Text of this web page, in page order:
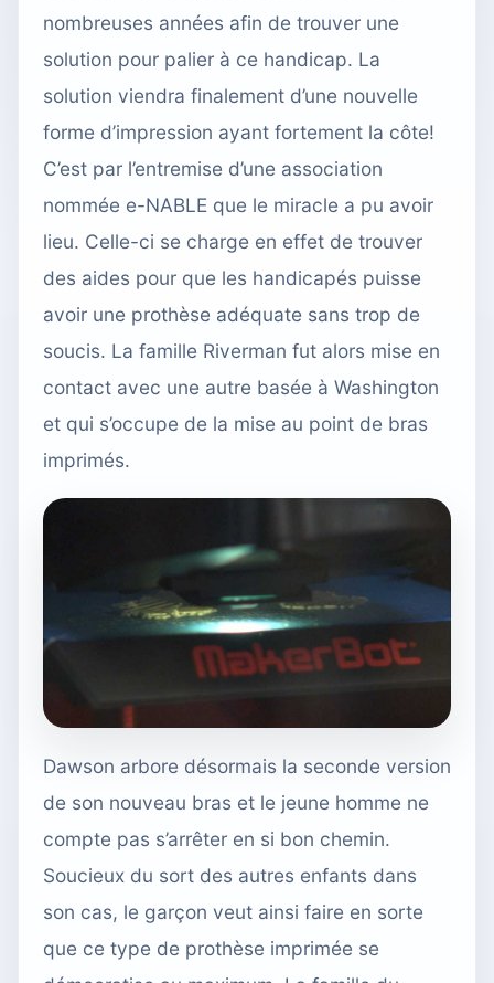
nombreuses années afin de trouver une
solution pour palier à ce handicap. La
solution viendra finalement d’une nouvelle
forme d’impression ayant fortement la côte!
C’est par l’entremise d’une association
nommée e-NABLE que le miracle a pu avoir
lieu. Celle-ci se charge en effet de trouver
des aides pour que les handicapés puisse
avoir une prothèse adéquate sans trop de
soucis. La famille Riverman fut alors mise en
contact avec une autre basée à Washington
et qui s’occupe de la mise au point de bras
imprimés.
Dawson arbore désormais la seconde version
de son nouveau bras et le jeune homme ne
compte pas s’arrêter en si bon chemin.
Soucieux du sort des autres enfants dans
son cas, le garçon veut ainsi faire en sorte
que ce type de prothèse imprimée se